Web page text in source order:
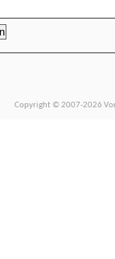
Copyright © 2007-2026